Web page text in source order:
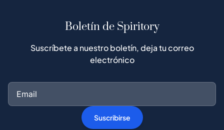
Boletín de Spiritory
Suscríbete a nuestro boletín, deja tu correo
electrónico
Suscribirse